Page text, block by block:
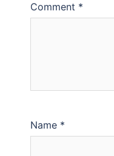
Comment *
Name *